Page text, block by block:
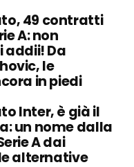
49 contratti
A: non
Da
le
in piedi
Inter, è già il
un nome dalla
A dai
alternative